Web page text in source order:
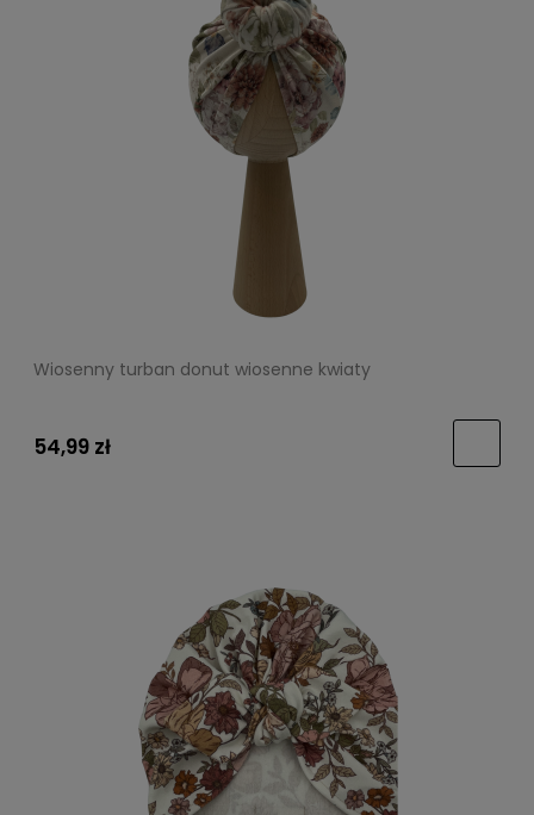
Wiosenny turban donut wiosenne kwiaty
54,99 zł